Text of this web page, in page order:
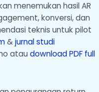
menemukan hasil AR
konversi, dan
teknis untuk pilot
&jurnal studi
atau download PDF full